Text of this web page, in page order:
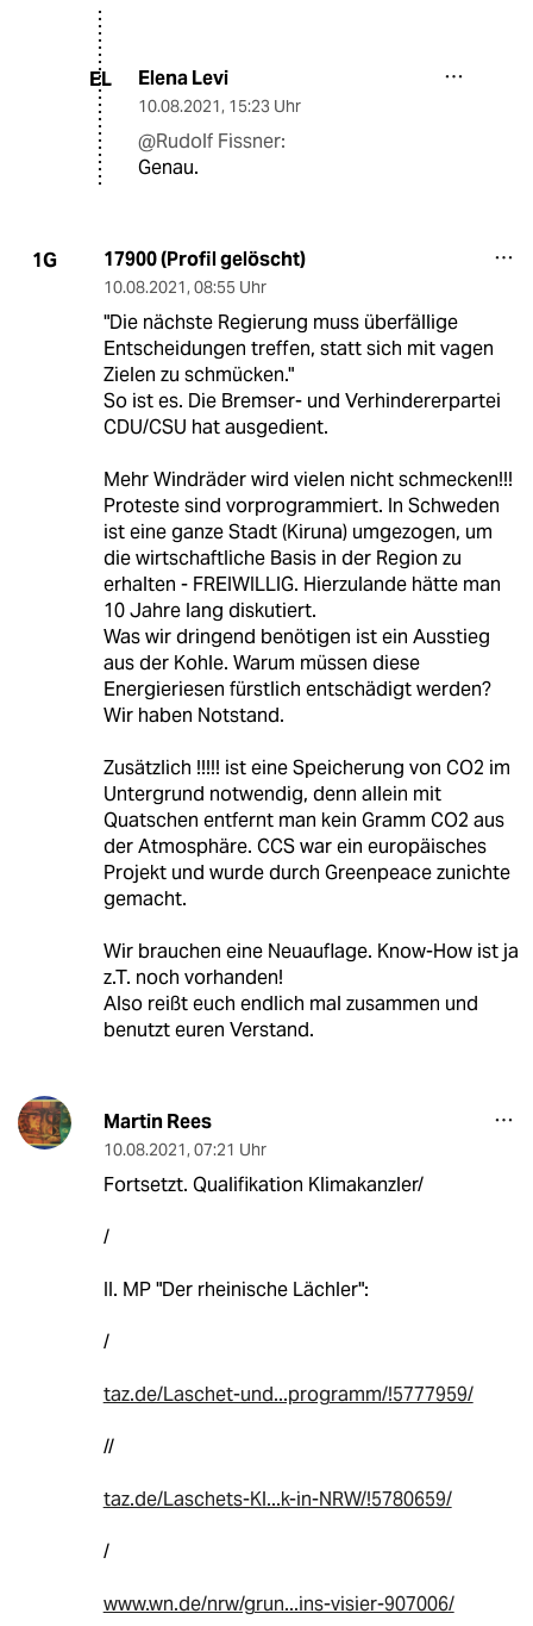
EL Elena Levi
10.08.2021, 15:23 Uhr
@Rudolf Fissner:
Genau.
1G 17900 (Profil gelöscht)
10.08.2021, 08:55 Uhr
"Die nächste Regierung muss überfällige
Entscheidungen treffen, statt sich mit vagen
Zielen zu schmücken."
So ist es. Die Bremser- und Verhindererpartei
CDU/CSU hat ausgedient.
Mehr Windräder wird vielen nicht schmecken!!!
Proteste sind vorprogrammiert. In Schweden
ist eine ganze Stadt (Kiruna) umgezogen, um
die wirtschaftliche Basis in der Region zu
erhalten - FREIWILLIG. Hierzulande hätte man
10 Jahre lang diskutiert.
Was wir dringend benötigen ist ein Ausstieg
aus der Kohle. Warum müssen diese
Energieriesen fürstlich entschädigt werden?
Wir haben Notstand.
Zusätzlich !!!!! ist eine Speicherung von CO2 im
Untergrund notwendig, denn allein mit
Quatschen entfernt man kein Gramm CO2 aus
der Atmosphäre. CCS war ein europäisches
Projekt und wurde durch Greenpeace zunichte
gemacht.
Wir brauchen eine Neuauflage. Know-How ist ja
z.T. noch vorhanden!
Also reißt euch endlich mal zusammen und
benutzt euren Verstand.
Martin Rees
10.08.2021, 07:21 Uhr
Fortsetzt. Qualifikation Klimakanzler/
/
II. MP "Der rheinische Lächler":
/
taz.de/Laschet-und...programm/!5777959/
//
taz.de/Laschets-Kl...k-in-NRW/!5780659/
/
www.wn.de/nrw/grun...ins-visier-907006/